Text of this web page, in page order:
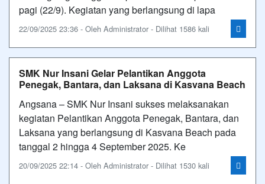
pagi (22/9). Kegiatan yang berlangsung di lapa
22/09/2025 23:36 - Oleh Administrator - Dilihat 1586 kali
SMK Nur Insani Gelar Pelantikan Anggota
Penegak, Bantara, dan Laksana di Kasvana Beach
Angsana – SMK Nur Insani sukses melaksanakan
kegiatan Pelantikan Anggota Penegak, Bantara, dan
Laksana yang berlangsung di Kasvana Beach pada
tanggal 2 hingga 4 September 2025. Ke
20/09/2025 22:14 - Oleh Administrator - Dilihat 1530 kali